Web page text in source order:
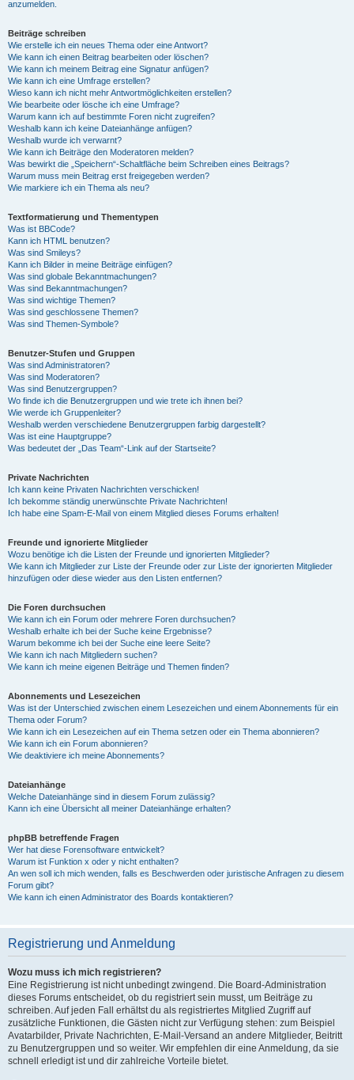
anzumelden.
Beiträge schreiben
Wie erstelle ich ein neues Thema oder eine Antwort?
Wie kann ich einen Beitrag bearbeiten oder löschen?
Wie kann ich meinem Beitrag eine Signatur anfügen?
Wie kann ich eine Umfrage erstellen?
Wieso kann ich nicht mehr Antwortmöglichkeiten erstellen?
Wie bearbeite oder lösche ich eine Umfrage?
Warum kann ich auf bestimmte Foren nicht zugreifen?
Weshalb kann ich keine Dateianhänge anfügen?
Weshalb wurde ich verwarnt?
Wie kann ich Beiträge den Moderatoren melden?
Was bewirkt die „Speichern“-Schaltfläche beim Schreiben eines Beitrags?
Warum muss mein Beitrag erst freigegeben werden?
Wie markiere ich ein Thema als neu?
Textformatierung und Thementypen
Was ist BBCode?
Kann ich HTML benutzen?
Was sind Smileys?
Kann ich Bilder in meine Beiträge einfügen?
Was sind globale Bekanntmachungen?
Was sind Bekanntmachungen?
Was sind wichtige Themen?
Was sind geschlossene Themen?
Was sind Themen-Symbole?
Benutzer-Stufen und Gruppen
Was sind Administratoren?
Was sind Moderatoren?
Was sind Benutzergruppen?
Wo finde ich die Benutzergruppen und wie trete ich ihnen bei?
Wie werde ich Gruppenleiter?
Weshalb werden verschiedene Benutzergruppen farbig dargestellt?
Was ist eine Hauptgruppe?
Was bedeutet der „Das Team“-Link auf der Startseite?
Private Nachrichten
Ich kann keine Privaten Nachrichten verschicken!
Ich bekomme ständig unerwünschte Private Nachrichten!
Ich habe eine Spam-E-Mail von einem Mitglied dieses Forums erhalten!
Freunde und ignorierte Mitglieder
Wozu benötige ich die Listen der Freunde und ignorierten Mitglieder?
Wie kann ich Mitglieder zur Liste der Freunde oder zur Liste der ignorierten Mitglieder
hinzufügen oder diese wieder aus den Listen entfernen?
Die Foren durchsuchen
Wie kann ich ein Forum oder mehrere Foren durchsuchen?
Weshalb erhalte ich bei der Suche keine Ergebnisse?
Warum bekomme ich bei der Suche eine leere Seite?
Wie kann ich nach Mitgliedern suchen?
Wie kann ich meine eigenen Beiträge und Themen finden?
Abonnements und Lesezeichen
Was ist der Unterschied zwischen einem Lesezeichen und einem Abonnements für ein
Thema oder Forum?
Wie kann ich ein Lesezeichen auf ein Thema setzen oder ein Thema abonnieren?
Wie kann ich ein Forum abonnieren?
Wie deaktiviere ich meine Abonnements?
Dateianhänge
Welche Dateianhänge sind in diesem Forum zulässig?
Kann ich eine Übersicht all meiner Dateianhänge erhalten?
phpBB betreffende Fragen
Wer hat diese Forensoftware entwickelt?
Warum ist Funktion x oder y nicht enthalten?
An wen soll ich mich wenden, falls es Beschwerden oder juristische Anfragen zu diesem
Forum gibt?
Wie kann ich einen Administrator des Boards kontaktieren?
Registrierung und Anmeldung
Wozu muss ich mich registrieren?
Eine Registrierung ist nicht unbedingt zwingend. Die Board-Administration
dieses Forums entscheidet, ob du registriert sein musst, um Beiträge zu
schreiben. Auf jeden Fall erhältst du als registriertes Mitglied Zugriff auf
zusätzliche Funktionen, die Gästen nicht zur Verfügung stehen: zum Beispiel
Avatarbilder, Private Nachrichten, E-Mail-Versand an andere Mitglieder, Beitritt
zu Benutzergruppen und so weiter. Wir empfehlen dir eine Anmeldung, da sie
schnell erledigt ist und dir zahlreiche Vorteile bietet.